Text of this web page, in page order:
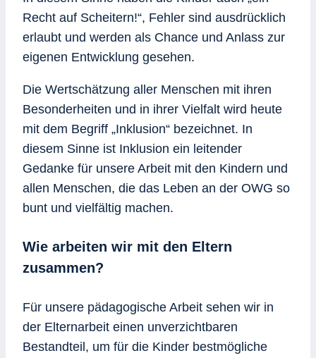
Recht auf Scheitern!“, Fehler sind ausdrück­lich
erlaubt und werden als Chance und Anlass zur
eigenen Entwicklung gesehen.
Die Wertschätzung aller Menschen mit ihren
Besonderheiten und in ihrer Vielfalt wird heute
mit dem Begriff „Inklusion“ bezeichnet. In
diesem Sinne ist Inklusion ein leitender
Gedanke für unsere Arbeit mit den Kindern und
allen Menschen, die das Leben an der OWG so
bunt und vielfältig machen.
Wie arbeiten wir mit den Eltern
zusammen?
Für unsere pädagogische Arbeit sehen wir in
der Elternarbeit einen unverzichtbaren
Bestandteil, um für die Kinder bestmögliche